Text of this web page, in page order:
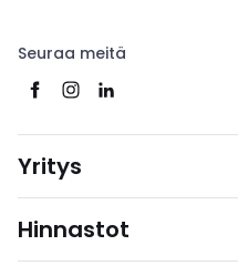
Seuraa meitä
Yritys
Hinnastot